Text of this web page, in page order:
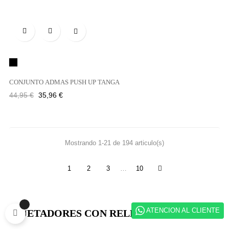
ATENCION AL CLIENTE
SUJETADORES CON RELLENO

CONJUNTO ADMAS PUSH UP TANGA
Precio
44,95 € Precio
35,96 €
Mostrando 1-21 de 194 articulo(s)
1 2 3 … 10